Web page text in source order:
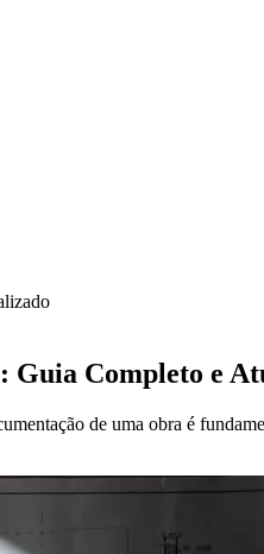
Guia Completo e
de uma obra é